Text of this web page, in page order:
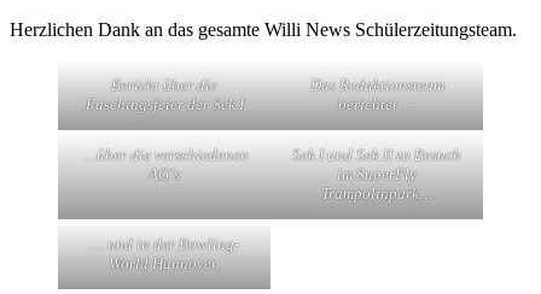
Herzlichen Dank an das gesamte Willi News Schülerzeitungsteam.
Bericht über die
Faschingsfeier der Sek I
Das Redaktionsteam
berichtet …
…über die verschiedenen
AG´s
Sek I und Sek II zu Besuch
im SuperFly
Trampolinpark…
… und in der Bowling-
World Hannover.